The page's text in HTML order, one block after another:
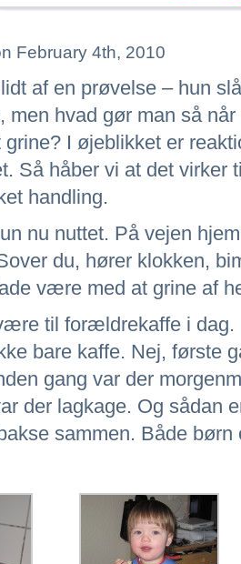
February 4th, 2010
af en prøvelse – hun
men hvad gør man så
I øjeblikket er
Så håber vi at det virker
handling.
nu nuttet. På vejen
du, hører klokken,
være med at grine af
til forældrekaffe i dag.
bare kaffe. Nej, første
gang var der
der lagkage. Og sådan
sammen. Både